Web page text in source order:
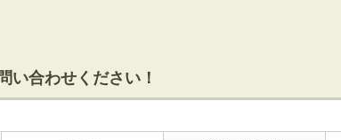
い合わせください！